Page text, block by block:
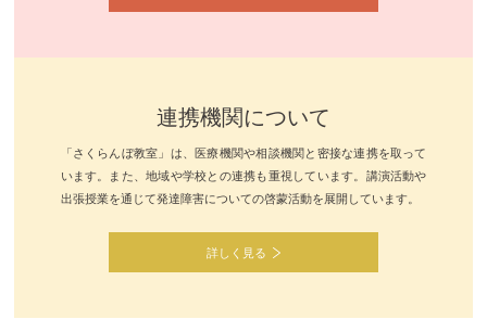
連携機関について
「さくらんぼ教室」は、医療機関や相談機関と密接な連携を取って
います。また、地域や学校との連携も重視しています。講演活動や
出張授業を通じて発達障害についての啓蒙活動を展開しています。
詳しく見る